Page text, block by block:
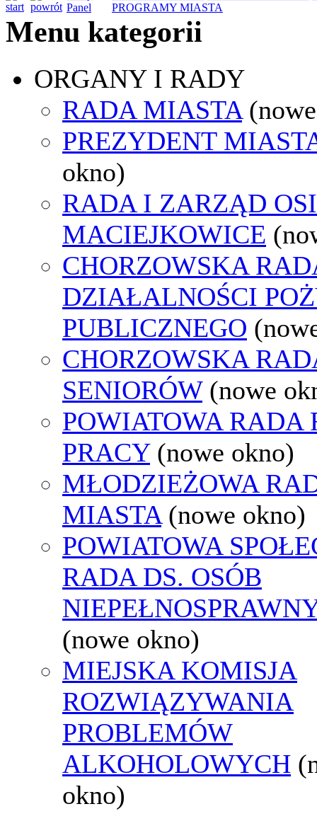
Panel
PROGRAMY MIASTA
Menu kategorii
ORGANY I RADY
RADA MIASTA
PREZYDENT
okno)
RADA I ZARZĄD
MACIEJKOWICE
CHORZOWSKA
DZIAŁALNOŚCI
PUBLICZNEGO
CHORZOWSKA
SENIORÓW (nowe
POWIATOWA RADA
PRACY (nowe okno)
MŁODZIEŻOWA
MIASTA (nowe okno)
POWIATOWA
RADA DS. OSÓB
(nowe okno)
MIEJSKA KOMISJA
ROZWIĄZYWANIA
PROBLEMÓW
ALKOHOLOWYCH
okno)